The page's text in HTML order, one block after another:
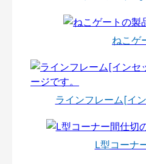
ねこゲ
ラインフレーム[イ
L型コーナ